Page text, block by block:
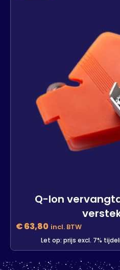
Q-lon
€63,80 incl. BTW
Let op: prijs excl. 7%